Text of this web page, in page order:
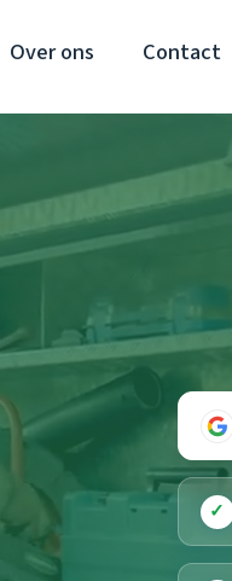
Over ons Contact
✓